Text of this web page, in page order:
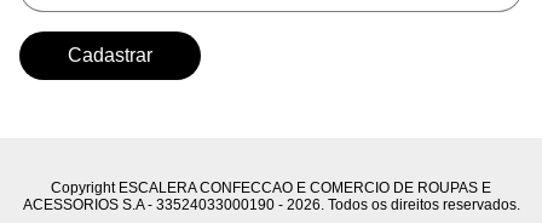
Copyright ESCALERA CONFECCAO E COMERCIO DE ROUPAS E
ACESSORIOS S.A - 33524033000190 - 2026. Todos os direitos reservados.